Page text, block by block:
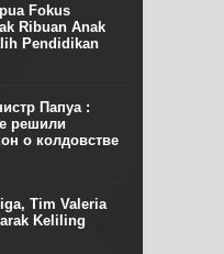
Fokus
Ribuan Anak
Pendidikan
Папуа :
решили
о колдовстве
Tim Valeria
Keliling